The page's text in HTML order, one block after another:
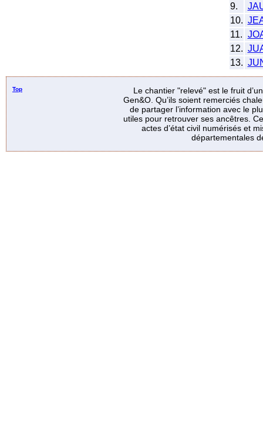
9.
10.
11.
12.
13.
Top
Le chantier "relevé" est le fruit
Gen&O. Qu’ils soient remerciés
de partager l’information avec le
utiles pour retrouver ses ancêtres.
actes d’état civil numérisés et
départementales